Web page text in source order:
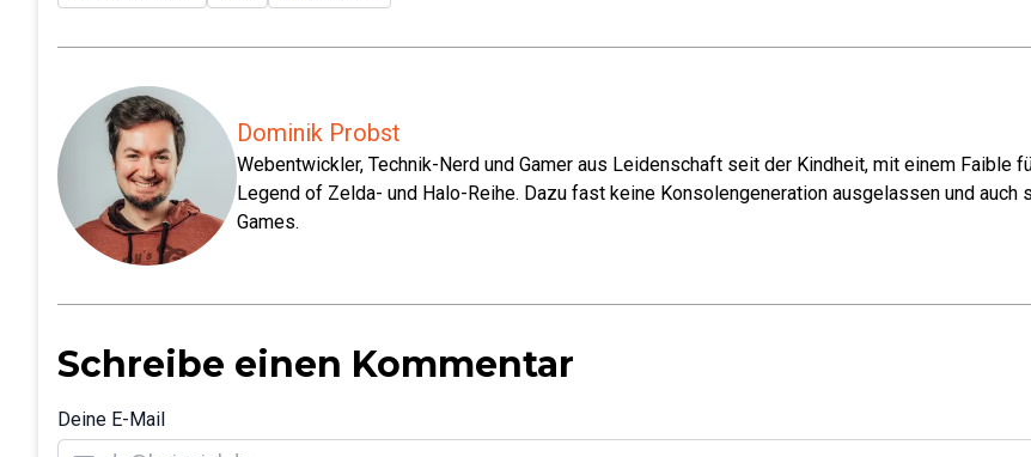
Dominik Probst
Webentwickler, Technik-Nerd und Gamer aus Leidenschaft seit der Kindheit, mit einem Faible
Legend of Zelda- und Halo-Reihe. Dazu fast keine Konsolengeneration ausgelassen und auch
Games.
Schreibe einen Kommentar
Deine E-Mail